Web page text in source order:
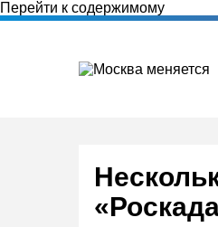
Перейти к содержимому